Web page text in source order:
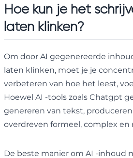
Hoe kun je het
laten klinken?
Om door AI gegenereerde
laten klinken, moet je je
verbeteren van hoe het leest,
Hoewel AI -tools zoals Chatgpt
genereren van tekst,
overdreven formeel, complex en
De beste manier om AI -inhoud